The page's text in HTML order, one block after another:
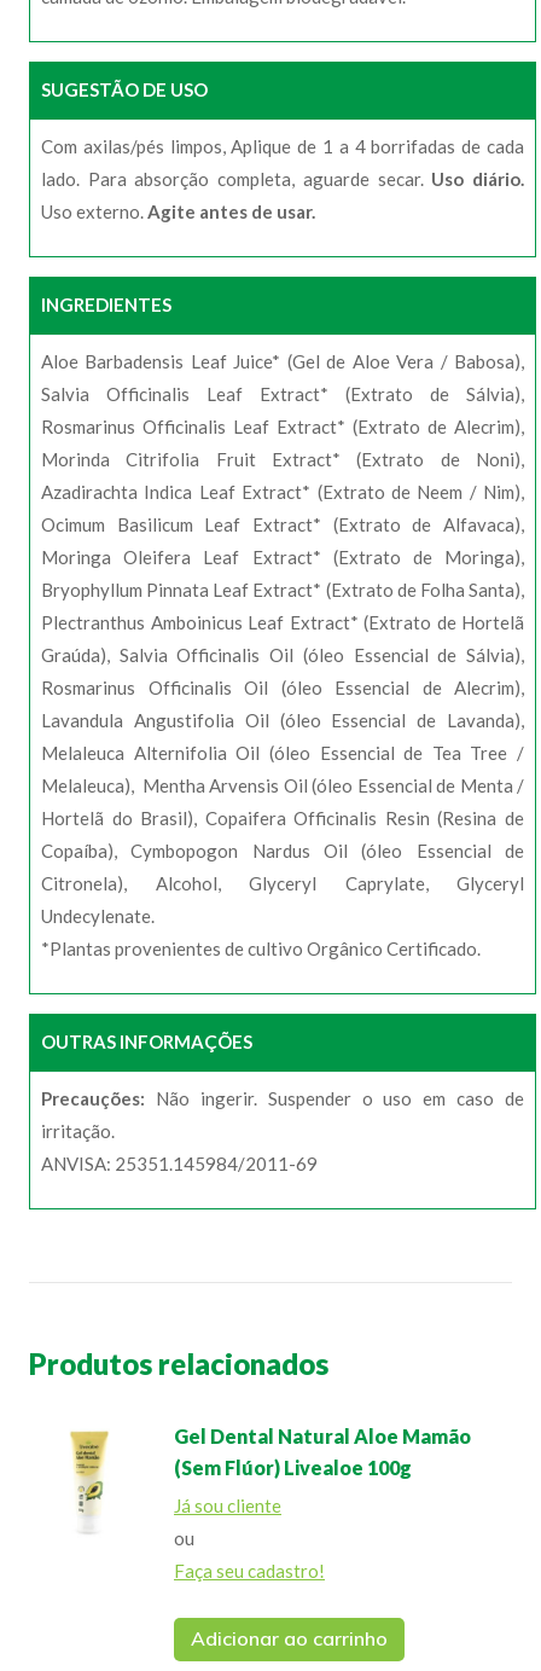
SUGESTÃO DE USO
Com axilas/pés limpos, Aplique de 1 a 4 borrifadas de cada
lado. Para absorção completa, aguarde secar. Uso diário.
Uso externo.Agite antes de usar.
INGREDIENTES
Aloe Barbadensis Leaf Juice* (Gel de Aloe Vera / Babosa),
Salvia Officinalis Leaf Extract* (Extrato de Sálvia),
Rosmarinus Officinalis Leaf Extract* (Extrato de Alecrim),
Morinda Citrifolia Fruit Extract* (Extrato de Noni),
Azadirachta Indica Leaf Extract* (Extrato de Neem / Nim),
Ocimum Basilicum Leaf Extract* (Extrato de Alfavaca),
Moringa Oleifera Leaf Extract* (Extrato de Moringa),
Bryophyllum Pinnata Leaf Extract* (Extrato de Folha Santa),
Plectranthus Amboinicus Leaf Extract* (Extrato de Hortelã
Graúda), Salvia Officinalis Oil (óleo Essencial de Sálvia),
Rosmarinus Officinalis Oil (óleo Essencial de Alecrim),
Lavandula Angustifolia Oil (óleo Essencial de Lavanda),
Melaleuca Alternifolia Oil (óleo Essencial de Tea Tree /
Melaleuca), Mentha Arvensis Oil (óleo Essencial de Menta /
Hortelã do Brasil), Copaifera Officinalis Resin (Resina de
Copaíba), Cymbopogon Nardus Oil (óleo Essencial de
Citronela), Alcohol, Glyceryl Caprylate, Glyceryl
Undecylenate.
*Plantas provenientes de cultivo Orgânico Certificado.
OUTRAS INFORMAÇÕES
Precauções: Não ingerir. Suspender o uso em caso de
irritação.
ANVISA: 25351.145984/2011-69
Produtos relacionados
Gel Dental Natural Aloe Mamão
(Sem Flúor) Livealoe 100g
Já sou cliente
ou
Faça seu cadastro!
Adicionar ao carrinho